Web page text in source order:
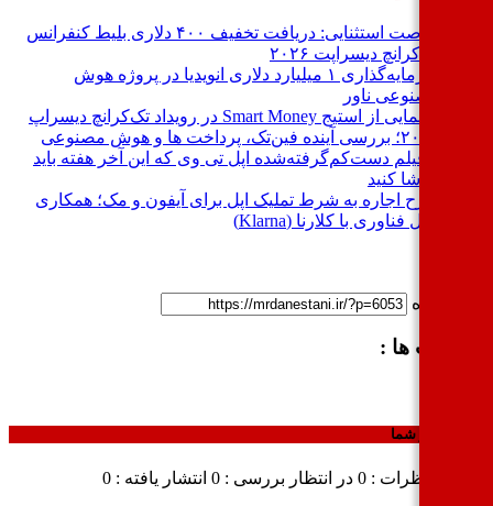
فرصت استثنایی: دریافت تخفیف ۴۰۰ دلاری بلیط کنفرانس
تک‌کرانچ دیسراپت ۲۰۲۶
سرمایه‌گذاری ۱ میلیارد دلاری انویدیا در پروژه هوش
مصنوعی ناور
رونمایی از استیج Smart Money در رویداد تک‌کرانچ دیسراپ
۳ فیلم دست‌کم‌گرفته‌شده اپل تی وی که این آخر هفته باید
تماشا کنید
طرح اجاره به شرط تملیک اپل برای آیفون و مک؛ همکاری
غول فناوری با کلارنا (Klarna)
ها :
نظرات : 0 در انتظار بررسی : 0 انتشار یافته : 0